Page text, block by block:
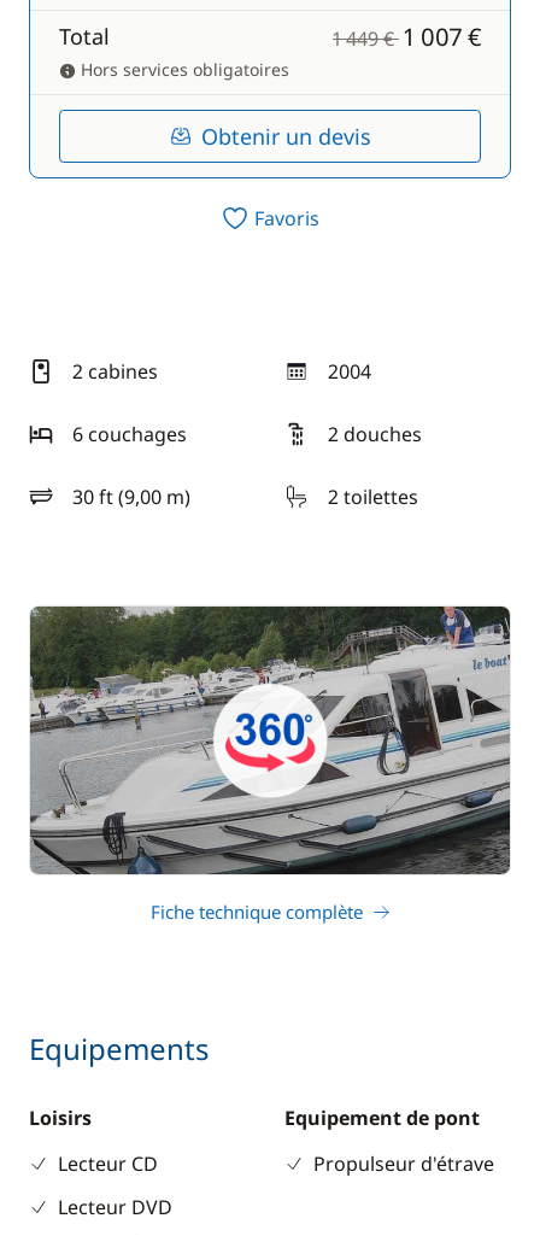
Total 1 449 €1 007 €
Hors services obligatoires
Obtenir un devis
Favoris
2 cabines 2004
année
6 couchages
2 douches
30 ft (9,00 m)
longueur 2 toilettes
Fiche technique complète
Equipements
Loisirs
Lecteur CD
Lecteur DVD
Equipement de pont
Propulseur d'étrave